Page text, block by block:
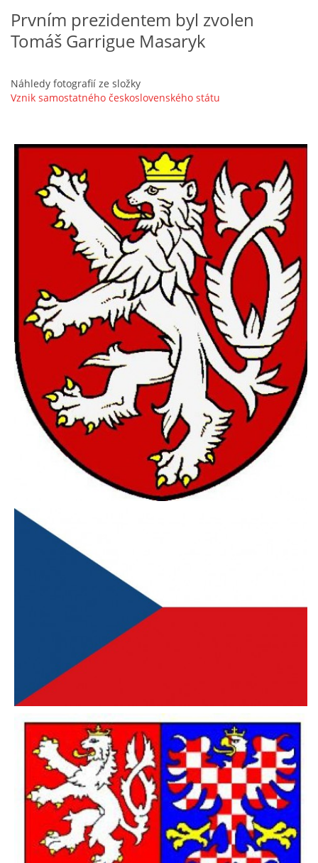
VÝTVARNÉ AKTIVITY - JARO
VÝTVARNÉ AKTIVITY - LÉTO
VÝTVARNÉ AKTIVITY - ZIMA
CHARAKTERISTIKA ROČNÍCH OBDOBÍ
HÁDANKY K TÉMATU JARO, LÉTO, PODZIM,ZIMA
PÍSNĚ K TÉMATU JARO
BÁSNĚ K TÉMATU JARO
POHYBOVÉ AKTIVITY NA TÉMA JARO
PÍSNĚ K TÉMATU LÉTO
BÁSNĚ K TÉMATU LÉTO
POHYBOVÉ AKTIVITY NA TÉMA LÉTO
PÍSNĚ K TÉMATU PODZIM
POHYBOVÉ AKTIVITY NA TÉMA PODZIM
PÍSNĚ K TÉMATU ZIMA
BÁSNĚ K TÉMATU ZIMA
POHYBOVÉ AKTIVITY NA TÉMA ZIMA
VZDĚLÁVACÍ PLÁN OD ZÁŘÍ DO ČERVNA
Prvním prezidentem byl zvolen
Tomáš Garrigue Masaryk
Náhledy fotografií ze složky
Vznik samostatného československého státu